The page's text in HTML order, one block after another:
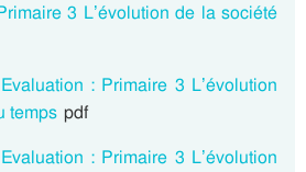
3 L’évolution de la société
: Primaire 3 L’évolution
temps pdf
: Primaire 3 L’évolution